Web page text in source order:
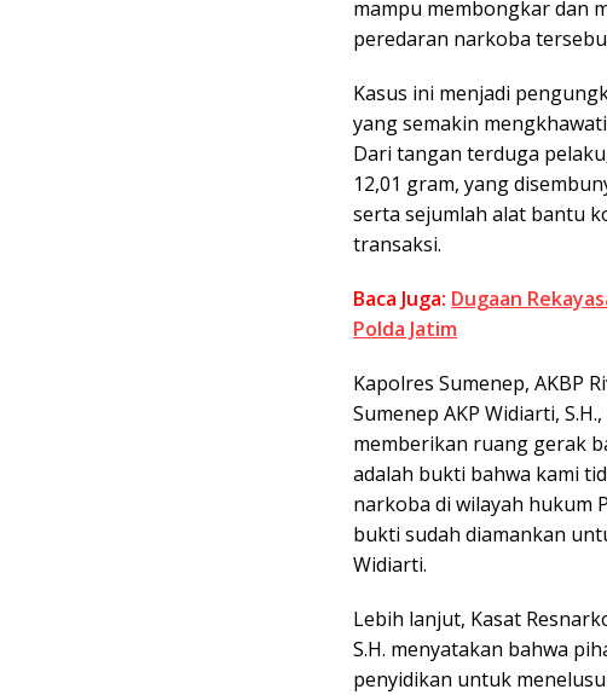
mampu membongkar dan
peredaran narkoba
Kasus ini menjadi
yang semakin
Dari tangan terduga
12,01 gram, yang
serta sejumlah alat bantu
transaksi.
Baca Juga: Dugaan
Polda Jatim
Kapolres Sumenep, AKBP
Sumenep AKP Widiarti,
memberikan ruang gerak
adalah bukti bahwa kami
narkoba di wilayah hukum
bukti sudah diamankan
Widiarti.
Lebih lanjut, Kasat
S.H. menyatakan bahwa
penyidikan untuk